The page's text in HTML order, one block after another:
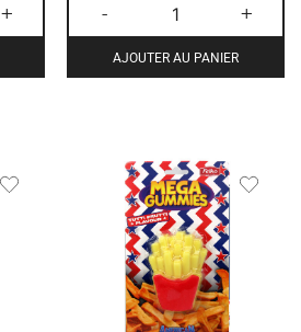
+ - +
AJOUTER AU PANIER